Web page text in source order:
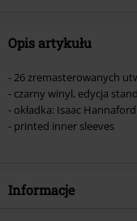
Opis artykułu
- 26 zremasterowanych
- czarny winyl, edycja
- okładka: Isaac
- printed inner sleeves
Informacje